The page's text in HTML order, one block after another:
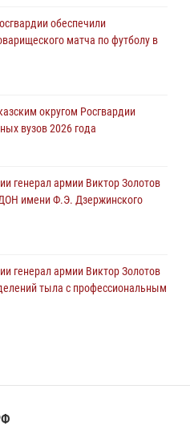
по Республике Калмыкия
медикам и девушке с
обеспечили
матча по футболу в
округом Росгвардии
вузов 2026 года
генерал армии Виктор Золотов
имени Ф.Э. Дзержинского
генерал армии Виктор Золотов
тыла с профессиональным
к 105-летию Центрального